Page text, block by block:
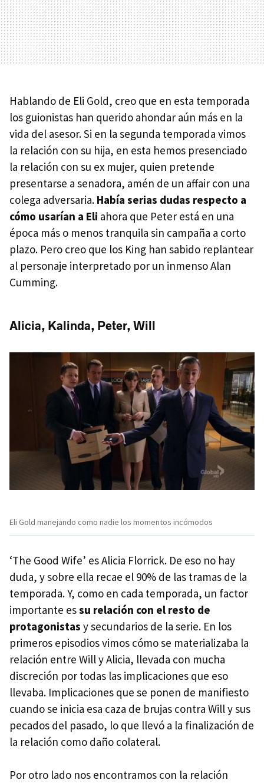
Hablando de Eli Gold, creo que en esta temporada
los guionistas han querido ahondar aún más en la
vida del asesor. Si en la segunda temporada vimos
la relación con su hija, en esta hemos presenciado
la relación con su ex mujer, quien pretende
presentarse a senadora, amén de un affair con una
colega adversaria. Había serias dudas respecto a
cómo usarían a Eli ahora que Peter está en una
época más o menos tranquila sin campaña a corto
plazo. Pero creo que los King han sabido replantear
al personaje interpretado por un inmenso Alan
Cumming.
Alicia, Kalinda, Peter, Will
Eli Gold manejando como nadie los momentos incómodos
‘The Good Wife’ es Alicia Florrick. De eso no hay
duda, y sobre ella recae el 90% de las tramas de la
temporada. Y, como en cada temporada, un factor
importante essu relación con el resto de
protagonistas y secundarios de la serie. En los
primeros episodios vimos cómo se materializaba la
relación entre Will y Alicia, llevada con mucha
discreción por todas las implicaciones que eso
llevaba. Implicaciones que se ponen de manifiesto
cuando se inicia esa caza de brujas contra Will y sus
pecados del pasado, lo que llevó a la finalización de
la relación como daño colateral.
Por otro lado nos encontramos con la relación